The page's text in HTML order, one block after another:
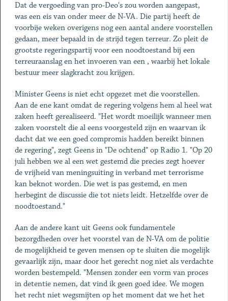
Dat de vergoeding van pro-Deo's zou worden aangepast,
was een eis van onder meer de N-VA. Die partij heeft de
voorbije weken overigens nog een aantal andere voorstellen
gedaan, meer bepaald in de strijd tegen terreur. Zo pleit de
grootste regeringspartij voor een noodtoestand bij een
terreuraanslag en het invoeren van een , waarbij het lokale
bestuur meer slagkracht zou krijgen.
Minister Geens is niet echt opgezet met die voorstellen.
Aan de ene kant omdat de regering volgens hem al heel wat
zaken heeft gerealiseerd. "Het wordt moeilijk wanneer men
zaken voorstelt die al eens voorgesteld zijn en waarvan ik
dacht dat we een goed compromis hadden bereikt binnen
de regering", zegt Geens in "De ochtend" op Radio 1. "Op 20
juli hebben we al een wet gestemd die precies zegt hoever
de vrijheid van meningsuiting in verband met terrorisme
kan beknot worden. Die wet is pas gestemd, en men
herbegint de discussie die tot niets leidt. Hetzelfde over de
noodtoestand."
Aan de andere kant uit Geens ook fundamentele
bezorgdheden over het voorstel van de N-VA om de politie
de mogelijkheid te geven mensen op te sluiten die mogelijk
gevaarlijk zijn, maar door het gerecht nog niet als verdachte
worden bestempeld. "Mensen zonder een vorm van proces
in detentie nemen, dat vind ik geen goed idee. We mogen
het recht niet wegsmijten op het moment dat we het het